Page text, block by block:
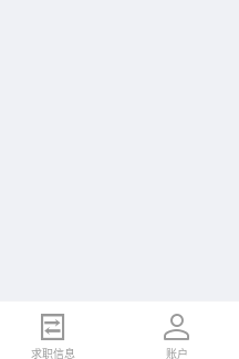
求职信息 账户